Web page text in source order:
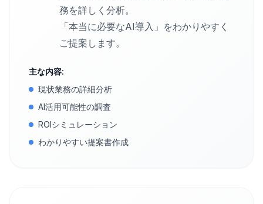
務を詳しく分析。
「本当に必要なAI導入」をわかりやすく
ご提案します。
主な内容:
現状業務の詳細分析
AI活用可能性の調査
ROIシミュレーション
わかりやすい提案書作成